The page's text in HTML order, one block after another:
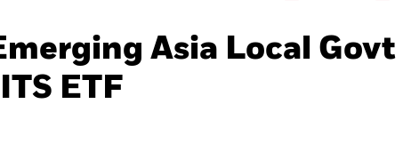
Hong Kong - 香港
Asia Local Govt
ETF